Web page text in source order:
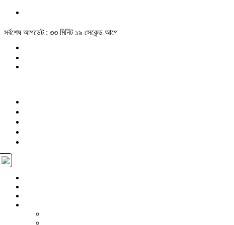
সর্বশেষ আপডেট : ৩৩ মিনিট ১৯ সেকেন্ড আগে